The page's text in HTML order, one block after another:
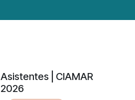
Asistentes | CIAMAR
2026